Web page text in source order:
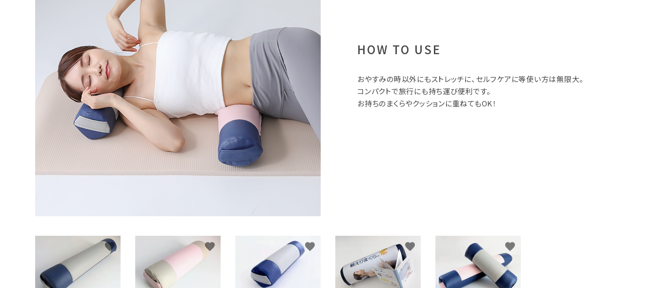
HOW TO USE
おやすみの時以外にもストレッチに、セルフケアに等使い方は無限大。
コンパクトで旅行にも持ち運び便利です。
お持ちのまくらやクッションに重ねてもOK！
favorite favorite favorite favorite favorite